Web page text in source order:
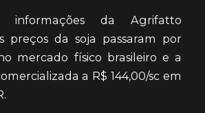
informações da Agrifatto
preços da soja passaram por
mercado físico brasileiro e a
a R$ 144,00/sc em